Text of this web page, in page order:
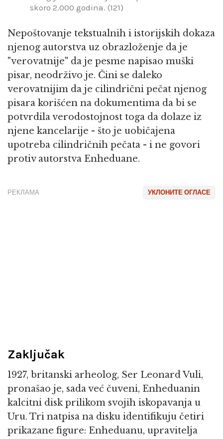
skoro 2.000 godina. (121)
Nepoštovanje tekstualnih i istorijskih dokaza
njenog autorstva uz obrazloženje da je
"verovatnije" da je pesme napisao muški
pisar, neodrživo je. Čini se daleko
verovatnijim da je cilindrični pečat njenog
pisara korišćen na dokumentima da bi se
potvrdila verodostojnost toga da dolaze iz
njene kancelarije - što je uobičajena
upotreba cilindričnih pečata - i ne govori
protiv autorstva Enheduane.
УКЛОНИТЕ ОГЛАСЕ
РЕКЛАМА
Zaključak
1927, britanski arheolog, Ser Leonard Vuli,
pronašao je, sada već čuveni, Enheduanin
kalcitni disk prilikom svojih iskopavanja u
Uru. Tri natpisa na disku identifikuju četiri
prikazane figure: Enheduanu, upravitelja